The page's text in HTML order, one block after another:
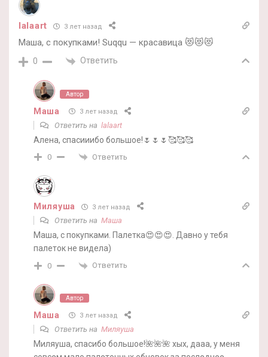
lalaart 3 лет назад
Маша, с покупками! Suqqu — красавица 😻😻😻
0 Ответить
Автор
Маша 3 лет назад
Ответить на lalaart
Алена, спасииибо большое!🌷🌷🌷🥰🥰🥰
0 Ответить
Миляуша 3 лет назад
Ответить на Маша
Маша, с покупками. Палетка😍😍😍. Давно у тебя
палеток не видела)
0 Ответить
Автор
Маша 3 лет назад
Ответить на Миляуша
Миляуша, спасибо большое!🌺🌺🌺 хых, дааа, у меня